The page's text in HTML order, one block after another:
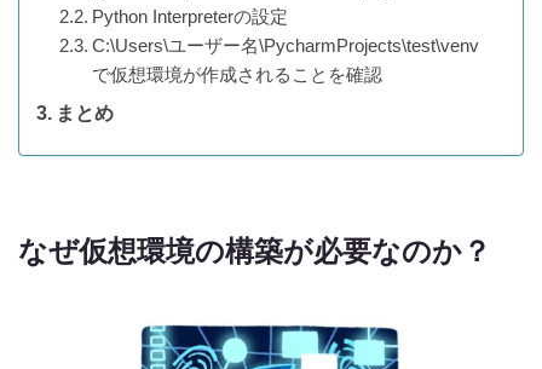
Python Interpreterの設定
C:\Users\ユーザー名\PycharmProjects\test\venv
で仮想環境が作成されることを確認
まとめ
なぜ仮想環境の構築が必要なのか？